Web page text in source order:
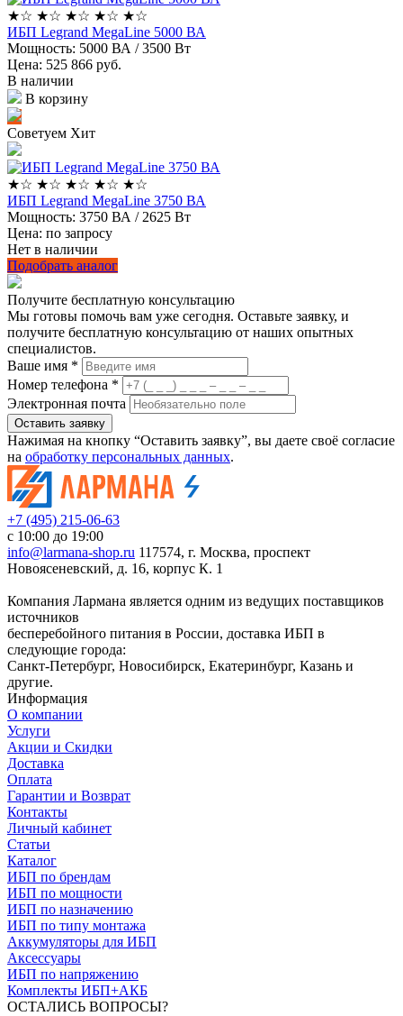
★☆ ★☆ ★☆ ★☆ ★☆
ИБП Legrand MegaLine 5000 ВА
Мощность: 5000 ВА / 3500 Вт
Цена: 525 866 руб.
В наличии
В корзину
Советуем Хит
★☆ ★☆ ★☆ ★☆ ★☆
ИБП Legrand MegaLine 3750 ВА
Мощность: 3750 ВА / 2625 Вт
Цена: по запросу
Нет в наличии
Подобрать аналог
Получите бесплатную консультацию
Мы готовы помочь вам уже сегодня. Оставьте заявку, и
получите бесплатную консультацию от наших опытных
специалистов.
Ваше имя *
Номер телефона *
Электронная почта
Оставить заявку
Нажимая на кнопку “Оставить заявку”, вы даете своё согласие
на обработку персональных данных.
+7 (495) 215-06-63
с 10:00 до 19:00
info@larmana-shop.ru 117574, г. Москва, проспект
Новоясеневский, д. 16, корпус К. 1
Компания Лармана является одним из ведущих поставщиков
источников
бесперебойного питания в России, доставка ИБП в
следующие города:
Санкт-Петербург, Новосибирск, Екатеринбург, Казань и
другие.
Информация
О компании
Услуги
Акции и Скидки
Доставка
Оплата
Гарантии и Возврат
Контакты
Личный кабинет
Статьи
Каталог
ИБП по брендам
ИБП по мощности
ИБП по назначению
ИБП по типу монтажа
Аккумуляторы для ИБП
Аксессуары
ИБП по напряжению
Комплекты ИБП+АКБ
ОСТАЛИСЬ ВОПРОСЫ?